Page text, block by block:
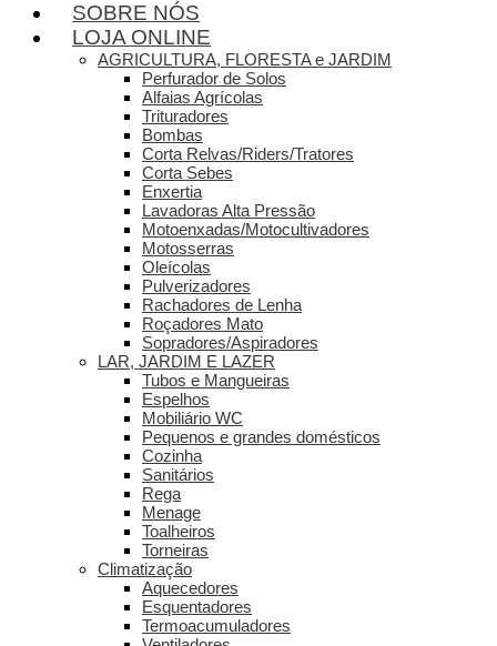
SOBRE NÓS
LOJA ONLINE
AGRICULTURA, FLORESTA e JARDIM
Perfurador de Solos
Alfaias Agrícolas
Trituradores
Bombas
Corta Relvas/Riders/Tratores
Corta Sebes
Enxertia
Lavadoras Alta Pressão
Motoenxadas/Motocultivadores
Motosserras
Oleícolas
Pulverizadores
Rachadores de Lenha
Roçadores Mato
Sopradores/Aspiradores
LAR, JARDIM E LAZER
Tubos e Mangueiras
Espelhos
Mobiliário WC
Pequenos e grandes domésticos
Cozinha
Sanitários
Rega
Menage
Toalheiros
Torneiras
Climatização
Aquecedores
Esquentadores
Termoacumuladores